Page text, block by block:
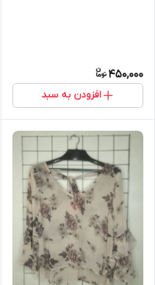
450,000
افزودن به سبد